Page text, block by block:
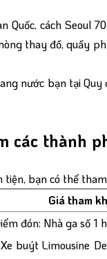
cách Seoul
thay đồ, quầy
nước bạn tạiQuy
các thành
bạn có thể tham
Giá tham
đón: Nhà ga số 1
buýt Limousine